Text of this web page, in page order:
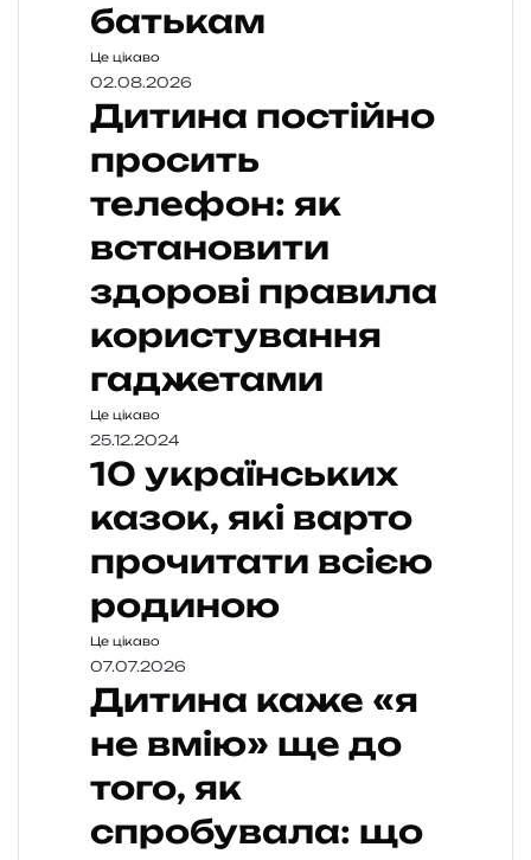
батькам
Це цікаво
02.08.2026
Дитина постійно
просить
телефон: як
встановити
здорові правила
користування
гаджетами
Це цікаво
25.12.2024
10 українських
казок, які варто
прочитати всією
родиною
Це цікаво
07.07.2026
Дитина каже «я
не вмію» ще до
того, як
спробувала: що